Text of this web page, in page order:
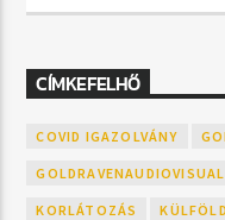
CÍMKEFELHŐ
COVID IGAZOLVÁNY
GOLDRAVENAUDIOVISUAL
KORLÁTOZÁS